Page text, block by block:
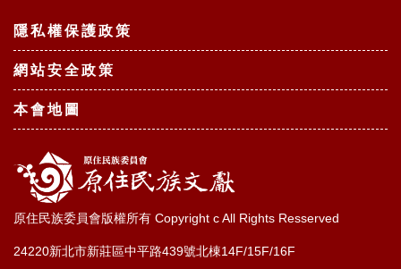
隱私權保護政策
網站安全政策
本會地圖
原住民族委員會版權所有 Copyright c All Rights Resserved
24220新北市新莊區中平路439號北棟14F/15F/16F